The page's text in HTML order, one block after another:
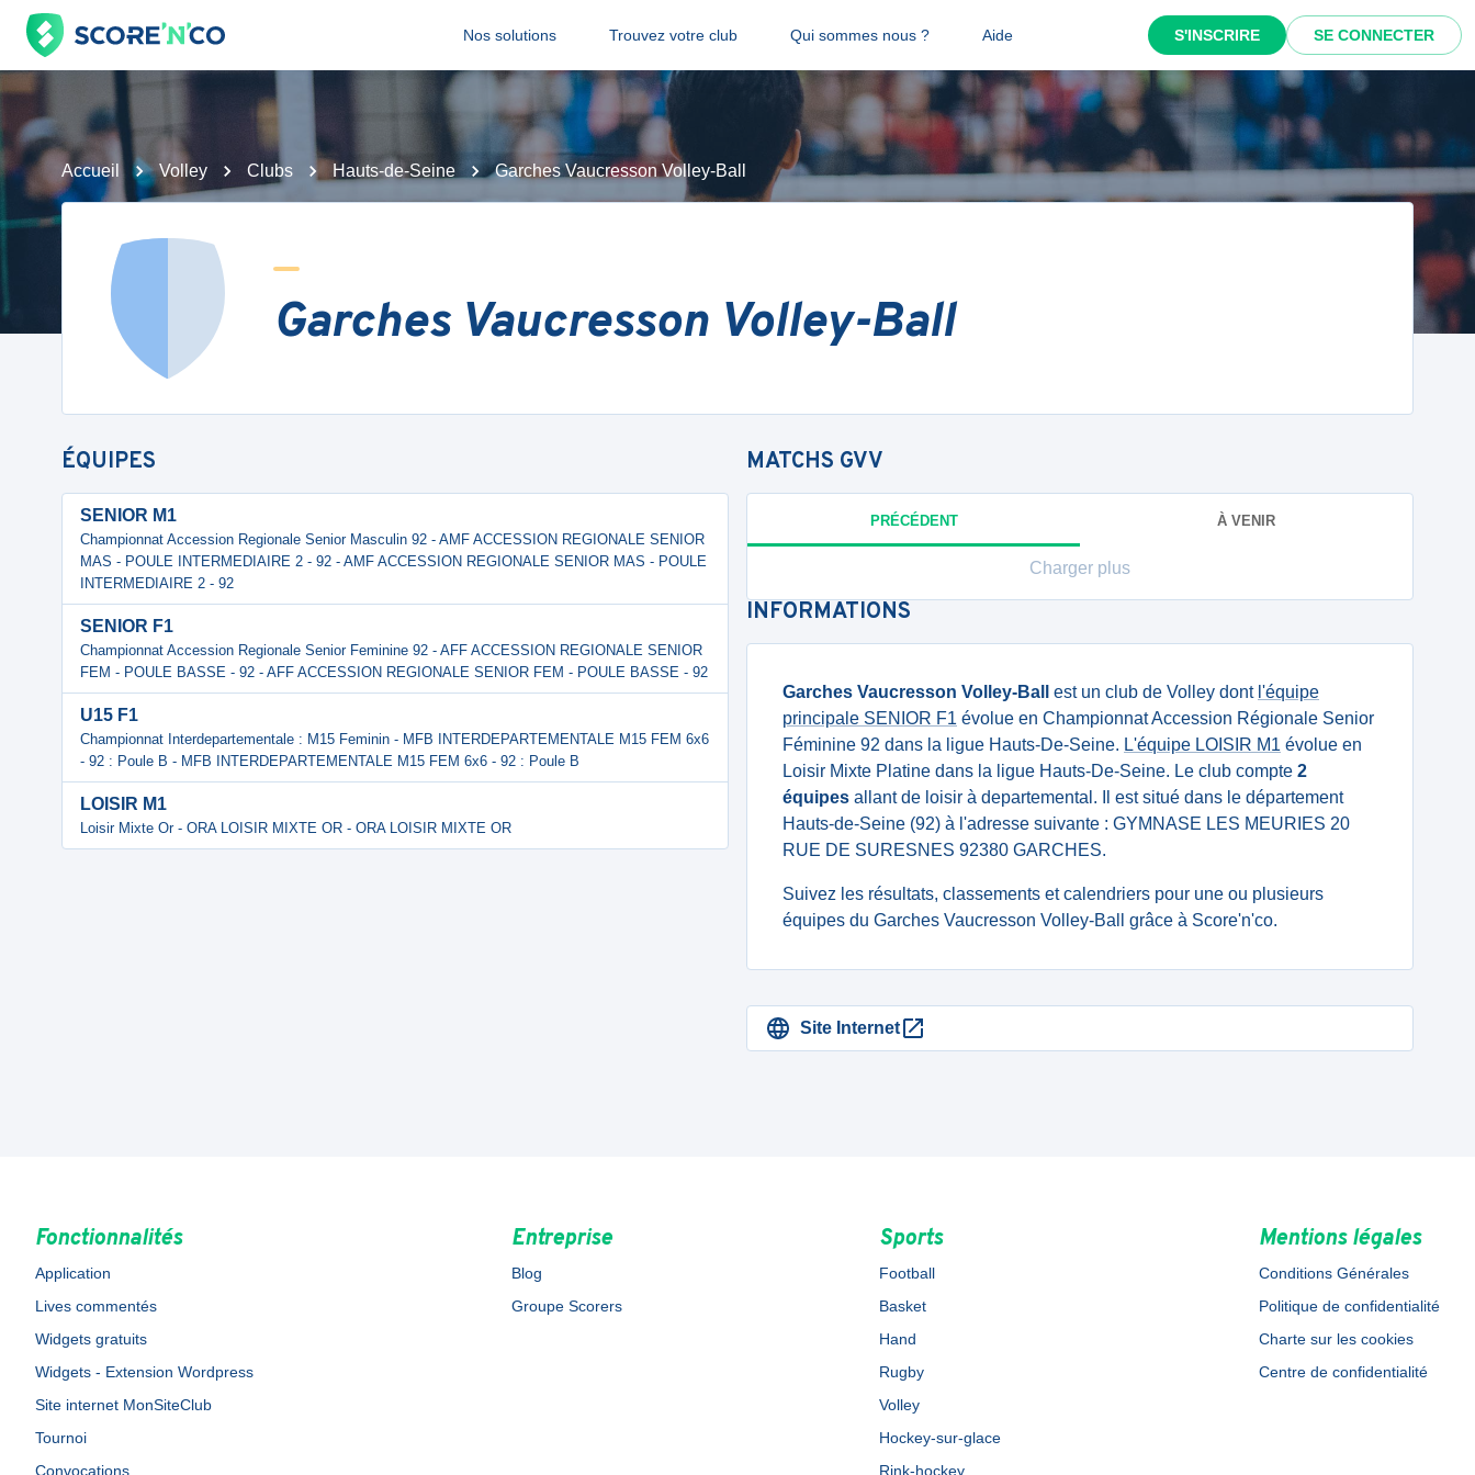
Nos solutions Trouvez votre club Qui sommes nous ? Aide S'INSCRIRE SE CONNECTER
Accueil Volley Clubs Hauts-de-Seine Garches Vaucresson Volley-Ball
Garches Vaucresson Volley-Ball
ÉQUIPES
SENIOR M1
Championnat Accession Regionale Senior Masculin 92 - AMF ACCESSION REGIONALE SENIOR
MAS - POULE INTERMEDIAIRE 2 - 92 - AMF ACCESSION REGIONALE SENIOR MAS - POULE
INTERMEDIAIRE 2 - 92
SENIOR F1
Championnat Accession Regionale Senior Feminine 92 - AFF ACCESSION REGIONALE SENIOR
FEM - POULE BASSE - 92 - AFF ACCESSION REGIONALE SENIOR FEM - POULE BASSE - 92
U15 F1
Championnat Interdepartementale : M15 Feminin - MFB INTERDEPARTEMENTALE M15 FEM 6x6
- 92 : Poule B - MFB INTERDEPARTEMENTALE M15 FEM 6x6 - 92 : Poule B
LOISIR M1
Loisir Mixte Or - ORA LOISIR MIXTE OR - ORA LOISIR MIXTE OR
MATCHS GVV
PRÉCÉDENT À VENIR
Charger plus
INFORMATIONS
Garches Vaucresson Volley-Ball est un club de Volley dont l'équipe
principale SENIOR F1 évolue en Championnat Accession Régionale Senior
Féminine 92 dans la ligue Hauts-De-Seine. L'équipe LOISIR M1 évolue en
Loisir Mixte Platine dans la ligue Hauts-De-Seine. Le club compte 2
équipes allant de loisir à departemental. Il est situé dans le département
Hauts-de-Seine (92) à l'adresse suivante : GYMNASE LES MEURIES 20
RUE DE SURESNES 92380 GARCHES.
Suivez les résultats, classements et calendriers pour une ou plusieurs
équipes du Garches Vaucresson Volley-Ball grâce à Score'n'co.
Site Internet
Fonctionnalités
Application
Lives commentés
Widgets gratuits
Widgets - Extension Wordpress
Site internet MonSiteClub
Tournoi
Convocations
Entreprise
Blog
Groupe Scorers
Sports
Football
Basket
Hand
Rugby
Volley
Hockey-sur-glace
Rink-hockey
Mentions légales
Conditions Générales
Politique de confidentialité
Charte sur les cookies
Centre de confidentialité